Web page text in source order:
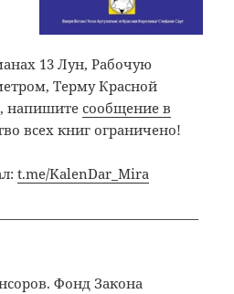
13 Лун, Рабочую
Терму Красной
напишитесообщение в
всех книг ограничено!
t.me/KalenDar_Mira
Фонд Закона